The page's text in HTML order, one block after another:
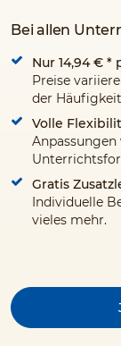
Bei allen
Nur 14,94 € *
Preise
der
Volle
Gratis
Individuelle
vieles mehr.